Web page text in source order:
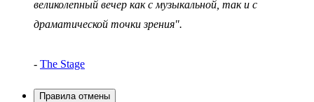
великолепный вечер как с музыкальной, так и с
драматической точки зрения".
- The Stage
Правила отмены